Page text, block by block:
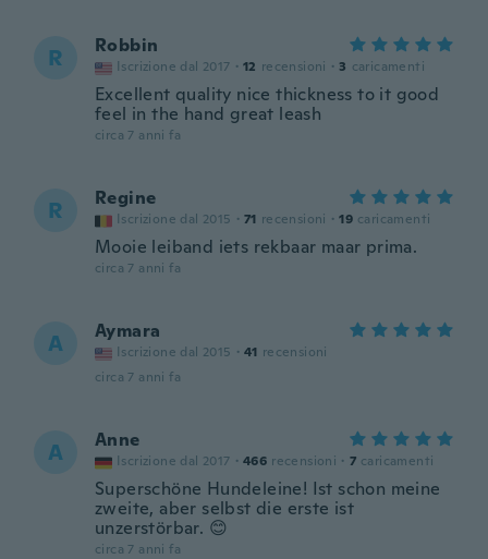
R Robbin
Iscrizione dal 2017 · 12 recensioni · 3 caricamenti
Excellent quality nice thickness to it good
feel in the hand great leash
circa 7 anni fa
R Regine
Iscrizione dal 2015 · 71 recensioni · 19 caricamenti
Mooie leiband iets rekbaar maar prima.
circa 7 anni fa
A Aymara
Iscrizione dal 2015 · 41 recensioni
circa 7 anni fa
A Anne
Iscrizione dal 2017 · 466 recensioni · 7 caricamenti
Superschöne Hundeleine! Ist schon meine
zweite, aber selbst die erste ist
unzerstörbar. 😊
circa 7 anni fa